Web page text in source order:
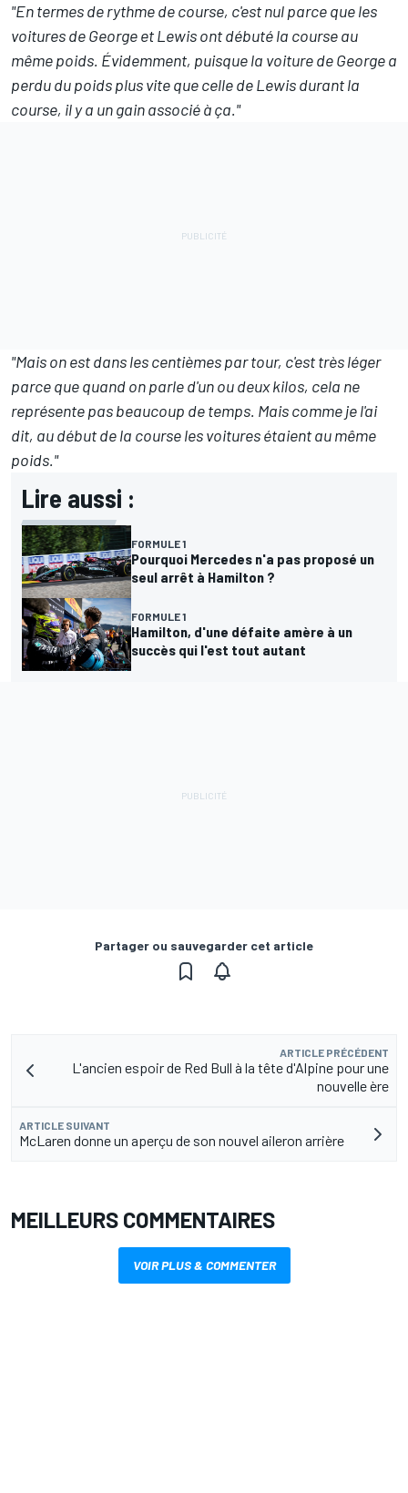
"En termes de rythme de course, c'est nul parce que les
voitures de George et Lewis ont débuté la course au
même poids. Évidemment, puisque la voiture de George a
perdu du poids plus vite que celle de Lewis durant la
course, il y a un gain associé à ça."
"Mais on est dans les centièmes par tour, c'est très léger
parce que quand on parle d'un ou deux kilos, cela ne
représente pas beaucoup de temps. Mais comme je l'ai
dit, au début de la course les voitures étaient au même
poids."
Lire aussi :
FORMULE 1
Pourquoi Mercedes n'a pas proposé un
seul arrêt à Hamilton ?
FORMULE 1
Hamilton, d'une défaite amère à un
succès qui l'est tout autant
Partager ou sauvegarder cet article
ARTICLE PRÉCÉDENT
L'ancien espoir de Red Bull à la tête d'Alpine pour une
nouvelle ère
ARTICLE SUIVANT
McLaren donne un aperçu de son nouvel aileron arrière
MEILLEURS COMMENTAIRES
VOIR PLUS & COMMENTER